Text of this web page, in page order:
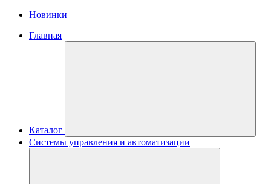
Новинки
Главная
Каталог
Системы управления и автоматизации